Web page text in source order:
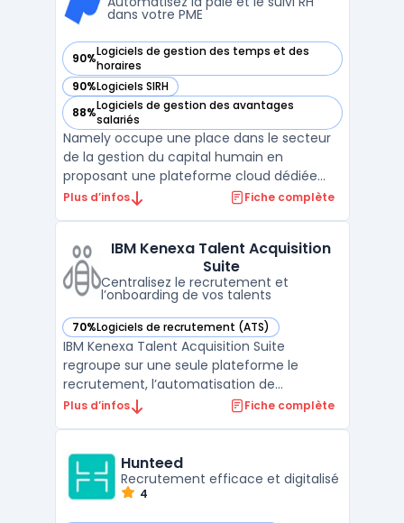
dans votre PME
90%Logiciels de gestion des temps et des
horaires
— voir Namely dans cette catégorie
90%Logiciels SIRH
— voir Namely dans cette catégorie
88%Logiciels de gestion des avantages
salariés
— voir Namely dans cette catégorie
Namely occupe une place dans le secteur
de la gestion du capital humain en
proposant une plateforme cloud dédiée
aux PME. Ce logiciel centralise les
humaines. L’interface permet également
Plus d’infos Fiche complète
IBM Kenexa Talent Acquisition
Suite
Centralisez le recrutement et
l’onboarding de vos talents
70%Logiciels de recrutement (ATS)
— voir IBM Kenexa Talent Acquisition Suite dans cette
IBM Kenexa Talent Acquisition Suite
regroupe sur une seule plateforme le
recrutement, l’automatisation de
l’onboarding, l’évaluation des candidats et
équipes RH font face à la gestion de
volumes importants de candid ...
Plus d’infos Fiche complète
Hunteed
Recrutement efficace et digitalisé
4